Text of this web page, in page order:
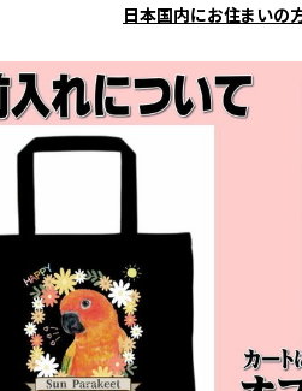
日本国内にお住まいの